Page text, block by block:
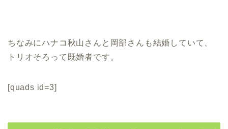
ちなみにハナコ秋山さんと岡部さんも結婚していて、
トリオそろって既婚者です。
[quads id=3]